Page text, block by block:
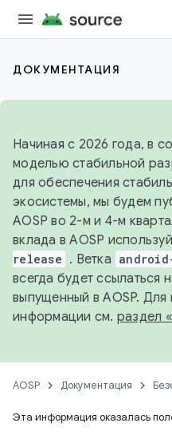
ДОКУМЕНТАЦИЯ
Начиная с 2026 года, в
моделью стабильной
для обеспечения
экосистемы, мы будем
AOSP во 2-м и 4-м
вклада в AOSP
release . Ветка
всегда будет ссылаться
выпущенный в AOSP.
информации см. раздел
AOSP Документация
Эта информация оказалась